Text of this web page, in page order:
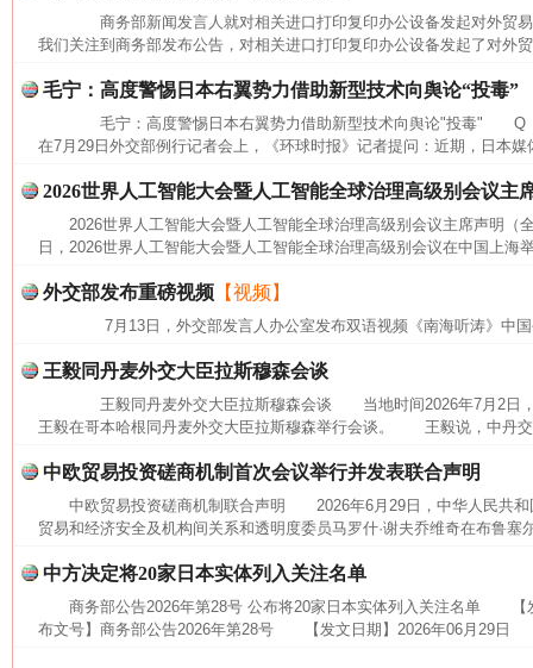
商务部新闻发言人就对相关进口打印复印办公设备发起对外
我们关注到商务部发布公告，对相关进口打印复印办公设备发起了对外
毛宁：高度警惕日本右翼势力借助新型技术向舆论“投毒”
毛宁：高度警惕日本右翼势力借助新型技术向舆论"投毒"
在7月29日外交部例行记者会上，《环球时报》记者提问：近期，日本
2026世界人工智能大会暨人工智能全球治理高级别会议主
2026世界人工智能大会暨人工智能全球治理高级别会议主席声明
日，2026世界人工智能大会暨人工智能全球治理高级别会议在中国上海
外交部发布重磅视频 【视频】
7月13日，外交部发言人办公室发布双语视频《南海听涛》中国
王毅同丹麦外交大臣拉斯穆森会谈
王毅同丹麦外交大臣拉斯穆森会谈 当地时间2026年7月2日，
王毅在哥本哈根同丹麦外交大臣拉斯穆森举行会谈。 王毅说，中丹
中欧贸易投资磋商机制首次会议举行并发表联合声明
中欧贸易投资磋商机制联合声明 2026年6月29日，中华人民共和
贸易和经济安全及机构间关系和透明度委员马罗什·谢夫乔维奇在布鲁塞
中方决定将20家日本实体列入关注名单
商务部公告2026年第28号 公布将20家日本实体列入关注名单
布文号】商务部公告2026年第28号 【发文日期】2026年06月29日
网上购药对药下症？